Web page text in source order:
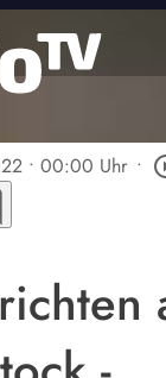
• 00:00 Uhr •